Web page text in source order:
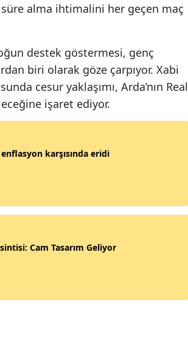
Yozgat
Zonguldak
Batman
Şırnak
alma ihtimalini her geçen maç
destek göstermesi, genç
biri olarak göze çarpıyor. Xabi
cesur yaklaşımı, Arda’nın Real
işaret ediyor.
karşısında eridi
Cam Tasarım Geliyor